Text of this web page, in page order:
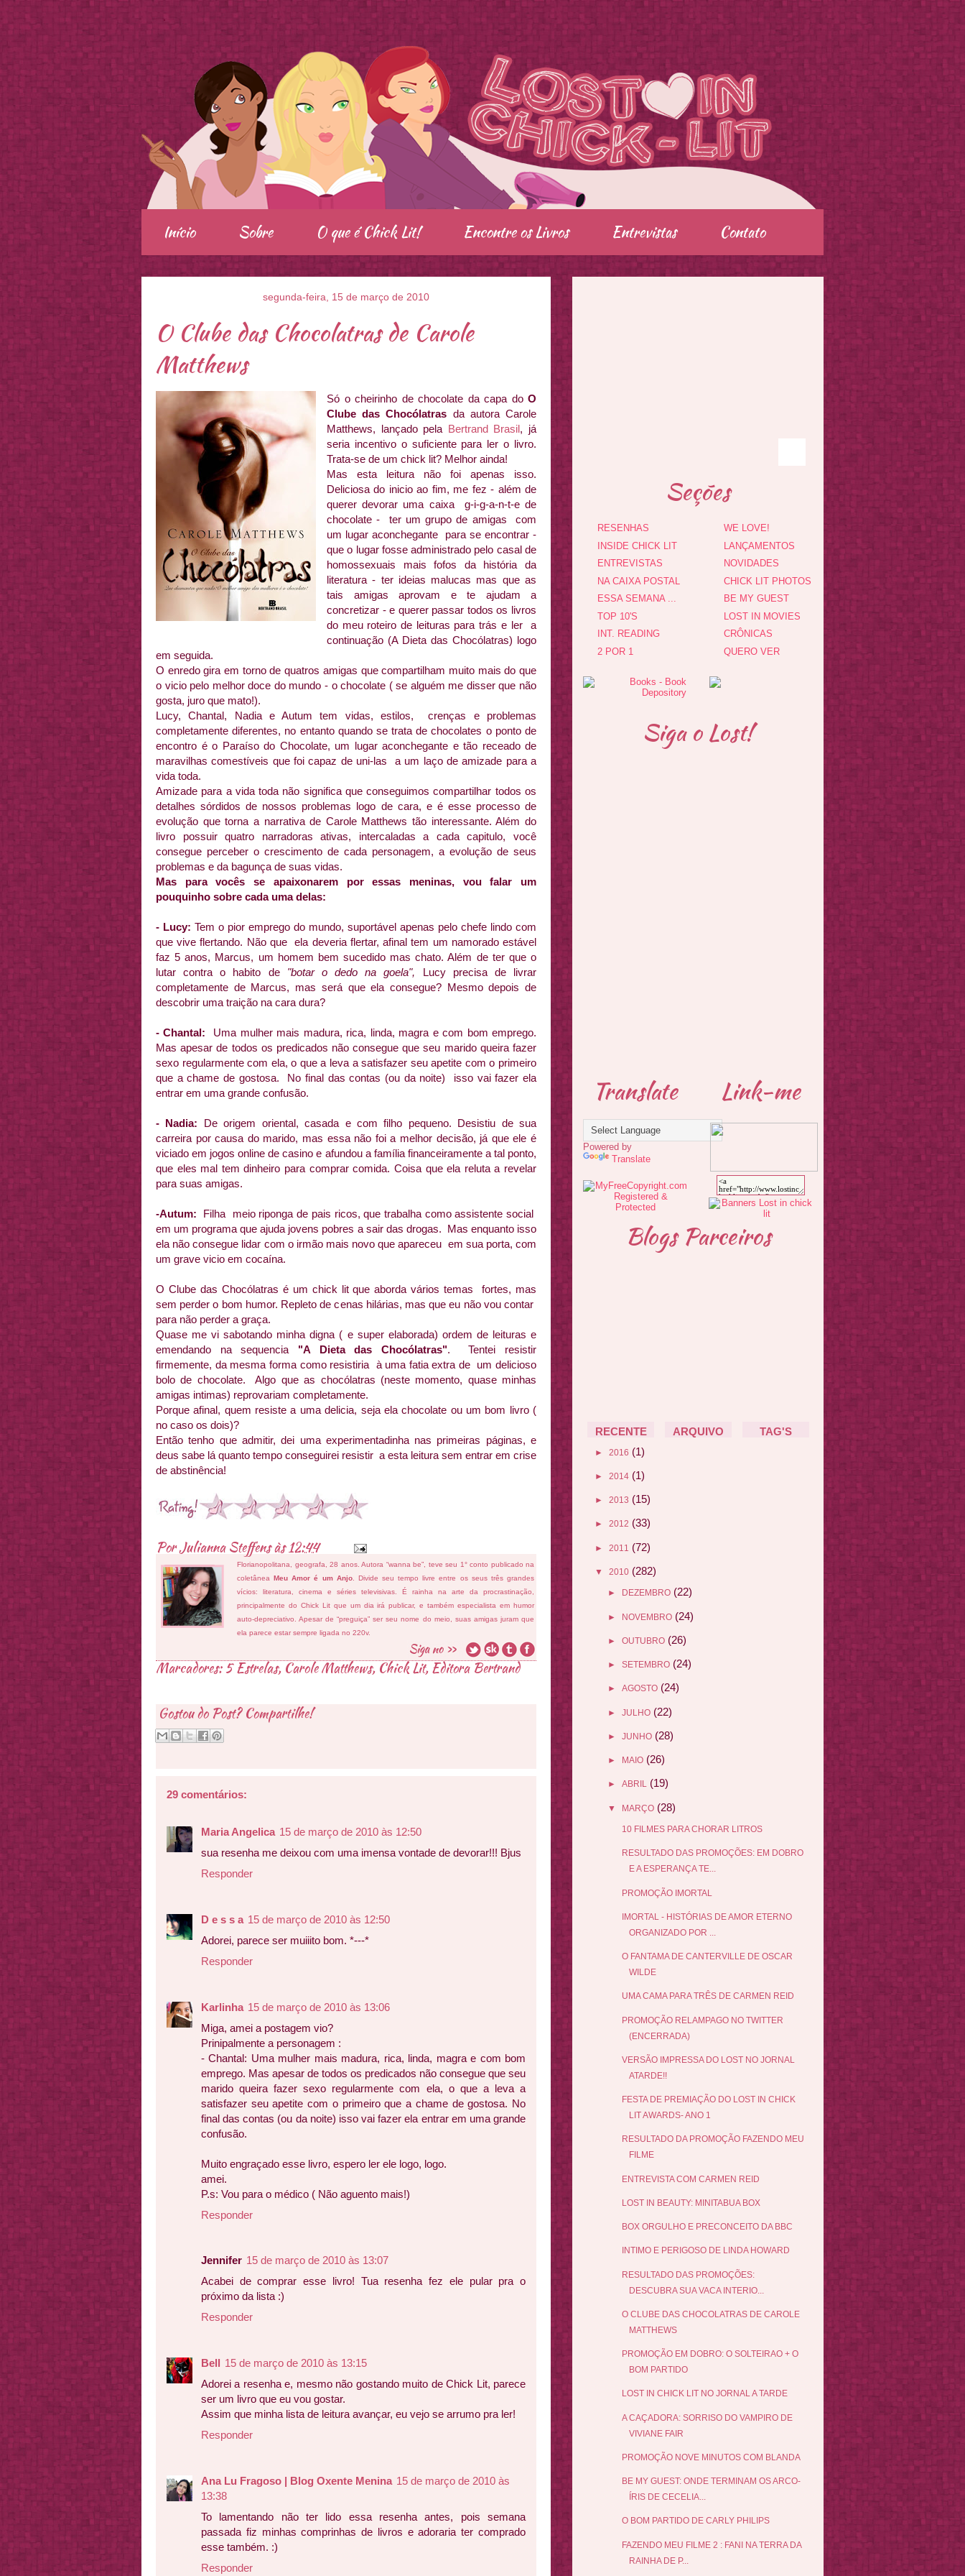
.
Início Sobre O que é Chick Lit! Encontre os Livros Entrevistas Contato
segunda-feira, 15 de março de 2010
O Clube das Chocolatras de Carole
Matthews
Só o cheirinho de chocolate da capa do O
Clube das Chocólatras da autora Carole
Matthews, lançado pela Bertrand Brasil, já
seria incentivo o suficiente para ler o livro.
Trata-se de um chick lit? Melhor ainda!
Mas esta leitura não foi apenas isso.
Deliciosa do inicio ao fim, me fez - além de
querer devorar uma caixa g-i-g-a-n-t-e de
chocolate - ter um grupo de amigas com
um lugar aconchegante para se encontrar -
que o lugar fosse administrado pelo casal de
homossexuais mais fofos da história da
literatura - ter ideias malucas mas que as
tais amigas aprovam e te ajudam a
concretizar - e querer passar todos os livros
do meu roteiro de leituras para trás e ler a
continuação (A Dieta das Chocólatras) logo
em seguida.
O enredo gira em torno de quatros amigas que compartilham muito mais do que
o vicio pelo melhor doce do mundo - o chocolate ( se alguém me disser que não
gosta, juro que mato!).
Lucy, Chantal, Nadia e Autum tem vidas, estilos, crenças e problemas
completamente diferentes, no entanto quando se trata de chocolates o ponto de
encontro é o Paraíso do Chocolate, um lugar aconchegante e tão receado de
maravilhas comestíveis que foi capaz de uni-las a um laço de amizade para a
vida toda.
Amizade para a vida toda não significa que conseguimos compartilhar todos os
detalhes sórdidos de nossos problemas logo de cara, e é esse processo de
evolução que torna a narrativa de Carole Matthews tão interessante. Além do
livro possuir quatro narradoras ativas, intercaladas a cada capitulo, você
consegue perceber o crescimento de cada personagem, a evolução de seus
problemas e da bagunça de suas vidas.
Mas para vocês se apaixonarem por essas meninas, vou falar um
pouquinho sobre cada uma delas:
- Lucy: Tem o pior emprego do mundo, suportável apenas pelo chefe lindo com
que vive flertando. Não que ela deveria flertar, afinal tem um namorado estável
faz 5 anos, Marcus, um homem bem sucedido mas chato. Além de ter que o
lutar contra o habito de "botar o dedo na goela", Lucy precisa de livrar
completamente de Marcus, mas será que ela consegue? Mesmo depois de
descobrir uma traição na cara dura?
- Chantal:
Uma mulher mais madura, rica, linda, magra e com bom emprego.
Mas apesar de todos os predicados não consegue que seu marido queira fazer
sexo regularmente com ela, o que a leva a satisfazer seu apetite com o primeiro
que a chame de gostosa. No final das contas (ou da noite) isso vai fazer ela
entrar em uma grande confusão.
- Nadia: De origem oriental, casada e com filho pequeno. Desistiu de sua
carreira por causa do marido, mas essa não foi a melhor decisão, já que ele é
viciado em jogos online de casino e afundou a família financeiramente a tal ponto,
que eles mal tem dinheiro para comprar comida. Coisa que ela reluta a revelar
para suas amigas.
-Autum: Filha meio riponga de pais ricos, que trabalha como assistente social
em um programa que ajuda jovens pobres a sair das drogas. Mas enquanto isso
ela não consegue lidar com o irmão mais novo que apareceu em sua porta, com
um grave vicio em cocaína.
O Clube das Chocólatras é um chick lit que aborda vários temas fortes, mas
sem perder o bom humor. Repleto de cenas hilárias, mas que eu não vou contar
para não perder a graça.
Quase me vi sabotando minha digna ( e super elaborada) ordem de leituras e
emendando na sequencia "A Dieta das Chocólatras". Tentei resistir
firmemente, da mesma forma como resistiria à uma fatia extra de um delicioso
bolo de chocolate. Algo que as chocólatras (neste momento, quase minhas
amigas intimas) reprovariam completamente.
Porque afinal, quem resiste a uma delicia, seja ela chocolate ou um bom livro (
no caso os dois)?
Então tenho que admitir, dei uma experimentadinha nas primeiras páginas, e
deus sabe lá quanto tempo conseguirei resistir a esta leitura sem entrar em crise
de abstinência!
PorJulianna Steffensàs12:44
Florianopolitana, geografa, 28 anos. Autora “wanna be”, teve seu 1° conto publicado na
coletâneaMeu Amor é um Anjo. Divide seu tempo livre entre os seus três grandes
vícios: literatura, cinema e séries televisivas. É rainha na arte da procrastinação,
principalmente do Chick Lit que um dia irá publicar, e também especialista em humor
auto-depreciativo. Apesar de “preguiça” ser seu nome do meio, suas amigas juram que
ela parece estar sempre ligada no 220v.
Marcadores:5 Estrelas, Carole Matthews, Chick Lit,Editora Bertrand
Gostou do Post? Compartilhe!
29 comentários:
Maria Angelica 15 de março de 2010 às 12:50
sua resenha me deixou com uma imensa vontade de devorar!!! Bjus
Responder
D e s s a 15 de março de 2010 às 12:50
Adorei, parece ser muiiito bom. *---*
Responder
Karlinha 15 de março de 2010 às 13:06
Miga, amei a postagem vio?
Prinipalmente a personagem :
- Chantal: Uma mulher mais madura, rica, linda, magra e com bom
emprego. Mas apesar de todos os predicados não consegue que seu
marido queira fazer sexo regularmente com ela, o que a leva a
satisfazer seu apetite com o primeiro que a chame de gostosa. No
final das contas (ou da noite) isso vai fazer ela entrar em uma grande
confusão.
Muito engraçado esse livro, espero ler ele logo, logo.
amei.
P.s: Vou para o médico ( Não aguento mais!)
Responder
Jennifer 15 de março de 2010 às 13:07
Acabei de comprar esse livro! Tua resenha fez ele pular pra o
próximo da lista :)
Responder
Bell 15 de março de 2010 às 13:15
Adorei a resenha e, mesmo não gostando muito de Chick Lit, parece
ser um livro que eu vou gostar.
Assim que minha lista de leitura avançar, eu vejo se arrumo pra ler!
Responder
Ana Lu Fragoso | Blog Oxente Menina 15 de março de 2010 às
13:38
To lamentando não ter lido essa resenha antes, pois semana
passada fiz minhas comprinhas de livros e adoraria ter comprado
esse também. :)
Responder
Seções
RESENHAS
INSIDE CHICK LIT
ENTREVISTAS
NA CAIXA POSTAL
ESSA SEMANA ...
TOP 10'S
INT. READING
2 POR 1
WE LOVE!
LANÇAMENTOS
NOVIDADES
CHICK LIT PHOTOS
BE MY GUEST
LOST IN MOVIES
CRÔNICAS
QUERO VER
Siga o Lost!
Translate
Powered by
Translate
Link-me
Blogs Parceiros
RECENTE ARQUIVO TAG'S
► 2016 (1)
► 2014 (1)
► 2013 (15)
► 2012 (33)
► 2011 (72)
▼ 2010 (282)
► DEZEMBRO (22)
► NOVEMBRO (24)
► OUTUBRO (26)
► SETEMBRO (24)
► AGOSTO (24)
► JULHO (22)
► JUNHO (28)
► MAIO (26)
► ABRIL (19)
▼ MARÇO (28)
10 FILMES PARA CHORAR LITROS
RESULTADO DAS PROMOÇÕES: EM DOBRO
E A ESPERANÇA TE...
PROMOÇÃO IMORTAL
IMORTAL - HISTÓRIAS DE AMOR ETERNO
ORGANIZADO POR ...
O FANTAMA DE CANTERVILLE DE OSCAR
WILDE
UMA CAMA PARA TRÊS DE CARMEN REID
PROMOÇÃO RELAMPAGO NO TWITTER
(ENCERRADA)
VERSÃO IMPRESSA DO LOST NO JORNAL
ATARDE!!
FESTA DE PREMIAÇÃO DO LOST IN CHICK
LIT AWARDS- ANO 1
RESULTADO DA PROMOÇÃO FAZENDO MEU
FILME
ENTREVISTA COM CARMEN REID
LOST IN BEAUTY: MINITABUA BOX
BOX ORGULHO E PRECONCEITO DA BBC
INTIMO E PERIGOSO DE LINDA HOWARD
RESULTADO DAS PROMOÇÕES:
DESCUBRA SUA VACA INTERIO...
O CLUBE DAS CHOCOLATRAS DE CAROLE
MATTHEWS
PROMOÇÃO EM DOBRO: O SOLTEIRAO + O
BOM PARTIDO
LOST IN CHICK LIT NO JORNAL A TARDE
A CAÇADORA: SORRISO DO VAMPIRO DE
VIVIANE FAIR
PROMOÇÃO NOVE MINUTOS COM BLANDA
BE MY GUEST: ONDE TERMINAM OS ARCO-
ÍRIS DE CECELIA...
O BOM PARTIDO DE CARLY PHILIPS
FAZENDO MEU FILME 2 : FANI NA TERRA DA
RAINHA DE P...